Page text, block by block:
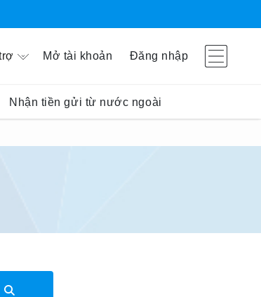
Mở tài khoản Đăng nhập
Nhận tiền gửi từ nước ngoài